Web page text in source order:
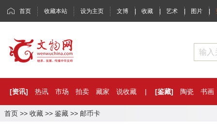
首页 收藏本站 设为主页 文博 | 收藏 | 艺术 | 图片 |
[资讯] 热讯 市场 拍卖 藏家 说收藏 | [鉴藏] 陶瓷 书画
首页 >> 收藏 >> 鉴藏 >> 邮币卡